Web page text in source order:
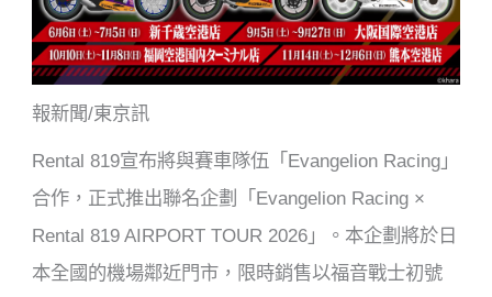
報新聞/東京訊
Rental 819宣布將與賽車隊伍「Evangelion Racing」
合作，正式推出聯名企劃「Evangelion Racing ×
Rental 819 AIRPORT TOUR 2026」。本企劃將於日
本全國的機場鄰近門市，限時銷售以福音戰士初號